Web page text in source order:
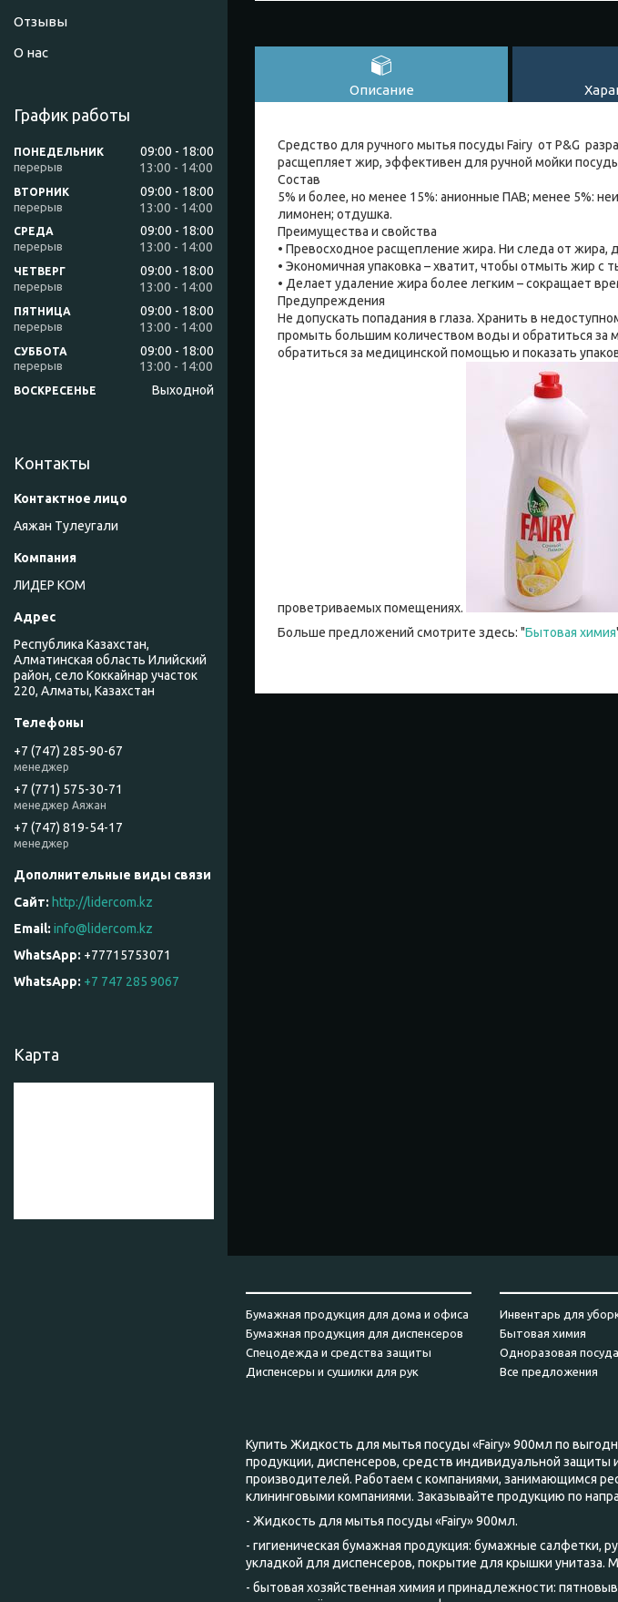
Описание
Средство для ручного мытья посуды Fairy от P&G
расщепляет жир, эффективен для ручной мойки
Состав
5% и более, но менее 15%: анионные ПАВ; менее 5%:
лимонен; отдушка.
Преимущества и свойства
• Превосходное расщепление жира. Ни следа от жира,
• Экономичная упаковка – хватит, чтобы отмыть жир с
• Делает удаление жира более легким – сокращает
Предупреждения
Не допускать попадания в глаза. Хранить в
промыть большим количеством воды и обратиться
обратиться за медицинской помощью и показать
проветриваемых помещениях.
Больше предложений смотрите здесь: "Бытовая химия
Отзывы
О нас
График работы
ПОНЕДЕЛЬНИК 09:00
18:00
13:00
14:00
ВТОРНИК 09:00
18:00
13:00
14:00
СРЕДА 09:00
18:00
13:00
14:00
ЧЕТВЕРГ 09:00
18:00
13:00
14:00
ПЯТНИЦА 09:00
18:00
13:00
14:00
СУББОТА 09:00
18:00
13:00
14:00
ВОСКРЕСЕНЬЕ Выходной
Контакты
Аяжан Тулеугали
ЛИДЕР КОМ
Республика Казахстан,
Алматинская область Илийский
район, село Коккайнар участок
220, Алматы, Казахстан
+7 (747) 285-90-67
менеджер
+7 (771) 575-30-71
менеджер Аяжан
+7 (747) 819-54-17
менеджер
http://lidercom.kz
info@lidercom.kz
+77715753071
WhatsApp +7 747 285 9067
Карта
Бумажная продукция для дома и офиса
Бумажная продукция для диспенсеров
Спецодежда и средства защиты
Диспенсеры и сушилки для рук
Инвентарь для
Бытовая химия
Одноразовая посуда
Все предложения
Купить Жидкость для мытья посуды «Fairy» 900мл по
продукции, диспенсеров, средств индивидуальной защиты
производителей. Работаем с компаниями, занимающимся
клининговыми компаниями. Заказывайте продукцию по
- Жидкость для мытья посуды «Fairy» 900мл.
- гигиеническая бумажная продукция: бумажные салфетки,
укладкой для диспенсеров, покрытие для крышки унитаза.
- бытовая хозяйственная химия и принадлежности: